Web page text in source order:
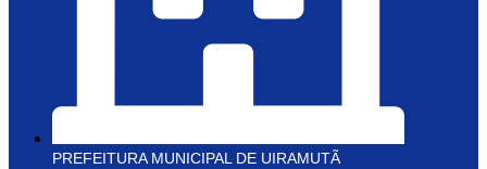
PREFEITURA MUNICIPAL DE UIRAMUTÃ